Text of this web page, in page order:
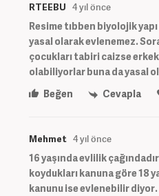
RTEEBU 4 yıl önce
Resime tıbben biyolojik
yasal olarak evlenemez.
çocukları tabiri caizse
olabiliyorlar buna da yasal
Beğen
Cevapla
Mehmet 4 yıl önce
16 yaşında evlilik
koydukları kanuna göre 18
kanunu ise evlenebilir diyor.